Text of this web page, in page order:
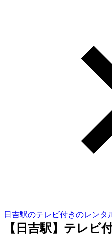
日吉駅のテレビ付きのレンタ
【日吉駅】テレビ